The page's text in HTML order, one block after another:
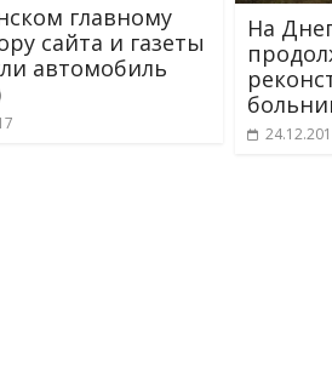
главному
сайта и газеты
автомобиль
На